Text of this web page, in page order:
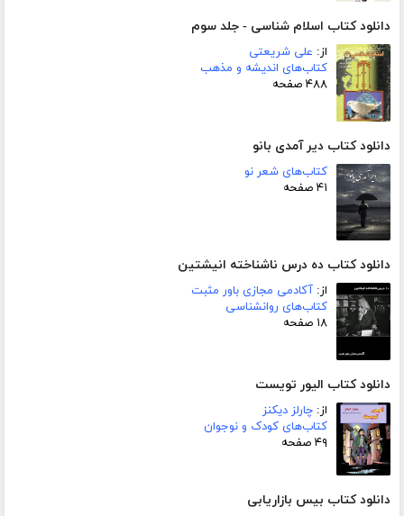
دانلود کتاب اسلام شناسی - جلد سوم
از: علی شریعتی
کتاب‌های اندیشه و مذهب
۴۸۸ صفحه
دانلود کتاب دیر آمدی بانو
کتاب‌های شعر نو
۴۱ صفحه
دانلود کتاب ده درس ناشناخته انیشتین
از: آکادمی مجازی باور مثبت
کتاب‌های روانشناسی
۱۸ صفحه
دانلود کتاب الیور تویست
از: چارلز دیکنز
کتاب‌های کودک و نوجوان
۴۹ صفحه
دانلود کتاب بیس بازاریابی